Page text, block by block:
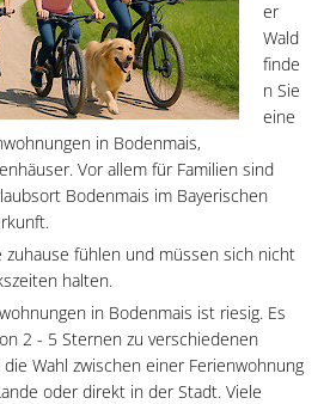
er
Wald
finde
n Sie
eine
in Bodenmais,
Vor allem für Familien sind
Bodenmais im Bayerischen
fühlen und müssen sich nicht
halten.
in Bodenmais ist riesig. Es
2 - 5 Sternen zu verschiedenen
Wahl zwischen einer Ferienwohnung
oder direkt in der Stadt. Viele